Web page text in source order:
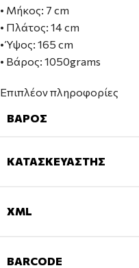
• Μήκος: 7 cm
• Πλάτος: 14 cm
• Ύψος: 165 cm
• Βάρος: 1050grams
Επιπλέον πληροφορίες
ΒΆΡΟΣ
ΚΑΤΑΣΚΕΥΑΣΤΉΣ
XML
BARCODE